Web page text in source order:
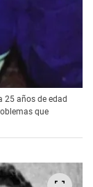
25 años de edad
que